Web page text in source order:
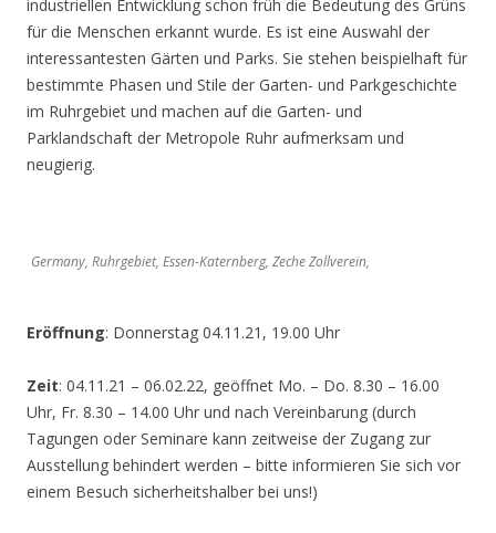
industriellen Entwicklung schon früh die Bedeutung des Grüns
für die Menschen erkannt wurde. Es ist eine Auswahl der
interessantesten Gärten und Parks. Sie stehen beispielhaft für
bestimmte Phasen und Stile der Garten- und Parkgeschichte
im Ruhrgebiet und machen auf die Garten- und
Parklandschaft der Metropole Ruhr aufmerksam und
neugierig.
Germany, Ruhrgebiet, Essen-Katernberg, Zeche Zollverein,
Eröffnung: Donnerstag 04.11.21, 19.00 Uhr
Zeit: 04.11.21 – 06.02.22, geöffnet Mo. – Do. 8.30 – 16.00
Uhr, Fr. 8.30 – 14.00 Uhr und nach Vereinbarung (durch
Tagungen oder Seminare kann zeitweise der Zugang zur
Ausstellung behindert werden – bitte informieren Sie sich vor
einem Besuch sicherheitshalber bei uns!)